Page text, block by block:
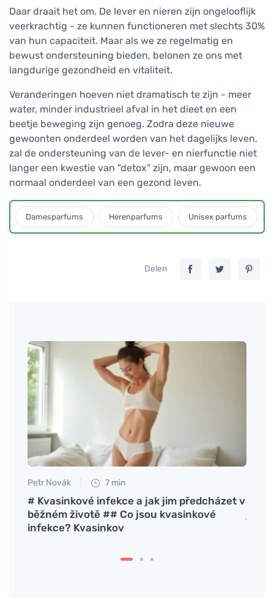
Daar draait het om. De lever en nieren zijn ongelooflijk
veerkrachtig - ze kunnen functioneren met slechts 30%
van hun capaciteit. Maar als we ze regelmatig en
bewust ondersteuning bieden, belonen ze ons met
langdurige gezondheid en vitaliteit.
Veranderingen hoeven niet dramatisch te zijn - meer
water, minder industrieel afval in het dieet en een
beetje beweging zijn genoeg. Zodra deze nieuwe
gewoonten onderdeel worden van het dagelijks leven,
zal de ondersteuning van de lever- en nierfunctie niet
langer een kwestie van "detox" zijn, maar gewoon een
normaal onderdeel van een gezond leven.
Damesparfums Herenparfums Unisex parfums
Delen
Petr Novák 7 min
# Kvasinkové infekce a jak jim předcházet v
běžném životě ## Co jsou kvasinkové
infekce? Kvasinkov